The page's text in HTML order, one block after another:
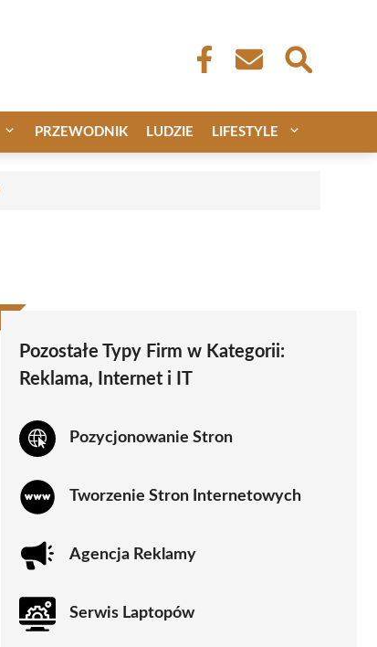
PRZEWODNIK LUDZIE LIFESTYLE
Pozostałe Typy Firm w Kategorii:
Reklama, Internet i IT
Pozycjonowanie Stron
Tworzenie Stron Internetowych
Agencja Reklamy
Serwis Laptopów